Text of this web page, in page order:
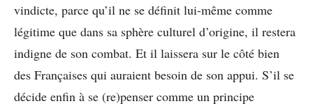
vindicte, parce qu’il ne se définit lui-même comme
légitime que dans sa sphère culturel d’origine, il restera
indigne de son combat. Et il laissera sur le côté bien
des Françaises qui auraient besoin de son appui. S’il se
décide enfin à se (re)penser comme un principe